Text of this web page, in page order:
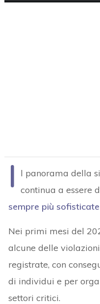
I
l panorama della
continua a essere
sempre più
Nei primi mesi del
alcune delle
registrate, con
di individui e per
settori critici.